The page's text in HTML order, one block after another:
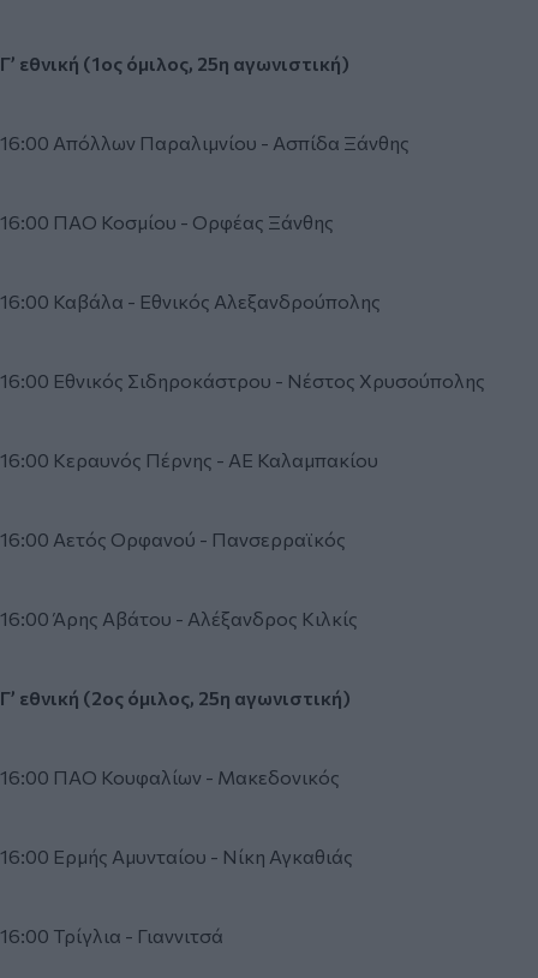
Γ’ εθνική (1ος όμιλος, 25η αγωνιστική)
16:00 Απόλλων Παραλιμνίου - Ασπίδα Ξάνθης
16:00 ΠΑΟ Κοσμίου - Ορφέας Ξάνθης
16:00 Καβάλα - Εθνικός Αλεξανδρούπολης
16:00 Εθνικός Σιδηροκάστρου - Νέστος Χρυσούπολης
16:00 Κεραυνός Πέρνης - ΑΕ Καλαμπακίου
16:00 Αετός Ορφανού - Πανσερραϊκός
16:00 Άρης Αβάτου - Αλέξανδρος Κιλκίς
Γ’ εθνική (2ος όμιλος, 25η αγωνιστική)
16:00 ΠΑΟ Κουφαλίων - Μακεδονικός
16:00 Ερμής Αμυνταίου - Νίκη Αγκαθιάς
16:00 Τρίγλια - Γιαννιτσά